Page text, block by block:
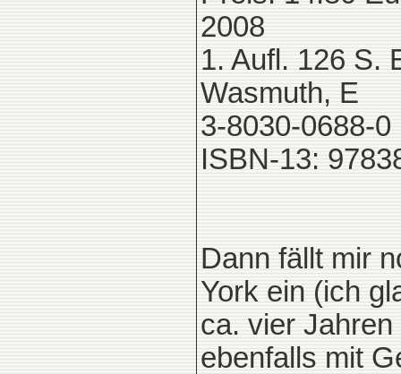
2008
1. Aufl. 126 S.
Wasmuth, E
3-8030-0688-0
ISBN-13:
Dann fällt mir
York ein (ich
ca. vier
ebenfalls mit